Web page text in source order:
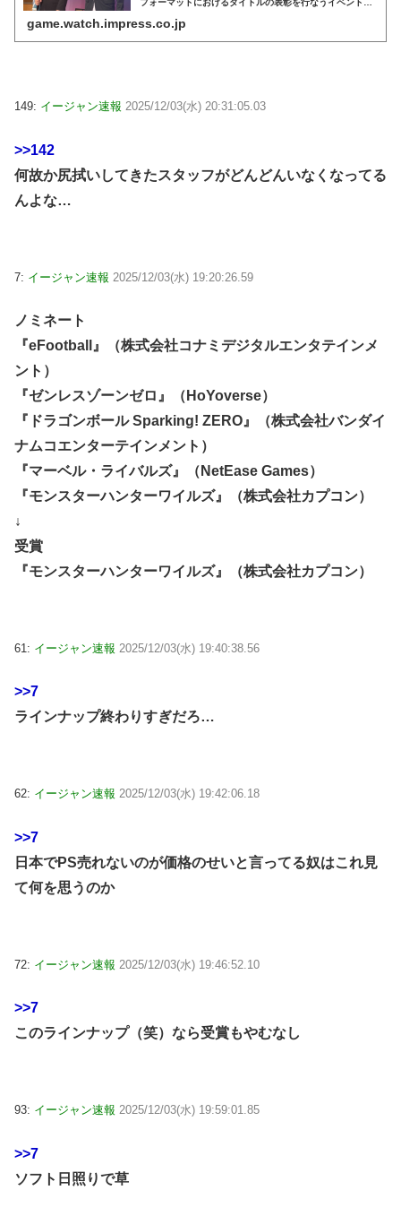
game.watch.impress.co.jp
149: イージャン速報 2025/12/03(水) 20:31:05.03
>>142
何故か尻拭いしてきたスタッフがどんどんいなくなってる
んよな…
7: イージャン速報 2025/12/03(水) 19:20:26.59
ノミネート
『eFootball』（株式会社コナミデジタルエンタテインメ
ント）
『ゼンレスゾーンゼロ』（HoYoverse）
『ドラゴンボール Sparking! ZERO』（株式会社バンダイ
ナムコエンターテインメント）
『マーベル・ライバルズ』（NetEase Games）
『モンスターハンターワイルズ』（株式会社カプコン）
↓
受賞
『モンスターハンターワイルズ』（株式会社カプコン）
61: イージャン速報 2025/12/03(水) 19:40:38.56
>>7
ラインナップ終わりすぎだろ…
62: イージャン速報 2025/12/03(水) 19:42:06.18
>>7
日本でPS売れないのが価格のせいと言ってる奴はこれ見
て何を思うのか
72: イージャン速報 2025/12/03(水) 19:46:52.10
>>7
このラインナップ（笑）なら受賞もやむなし
93: イージャン速報 2025/12/03(水) 19:59:01.85
>>7
ソフト日照りで草